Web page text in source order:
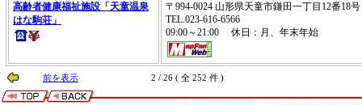
高齢者健康福祉施設「天童温泉
はな駒荘」
〒994-0024 山形県天童市鎌田一丁目12番18号
TEL.023-616-6566
09:00～21:00 休日：月、年末年始
前を表示 2 / 26 ( 全 252 件 )